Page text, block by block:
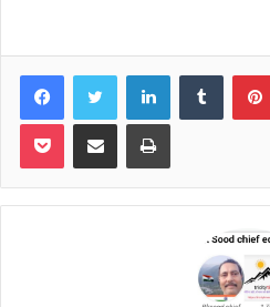
FacebookTwitter LinkedInTumblr
Pocket Share via Email Print